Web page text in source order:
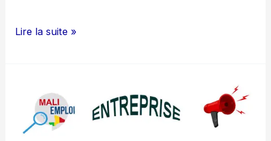
HUMAN
POSTES
H/F
Lire la suite »